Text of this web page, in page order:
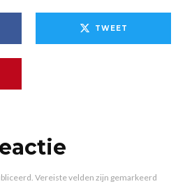
TWEET
Vereiste velden zijn gemarkeerd